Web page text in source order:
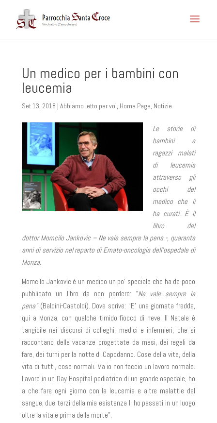
Un medico per i bambini con
leucemia
Set 13, 2018 | Abbiamo letto per voi, Home Page, Notizie
Le storie di
bambini e
ragazzi malati
di leucemia
attraverso gli
occhi del
medico che li
ha curati. È il
libro del
dottor Momcilo Jankovic – Ne vale sempre la pena -, quaranta
anni di servizio nel reparto di Emato-oncologia dell’ospedale di
Monza.
Momcilo Jankovic è un medico un po’ speciale che ha da poco
pubblicato un libro da non perdere: “Ne vale sempre la
pena”(Baldini-Castoldi). Dove scrive: “E’ una giornata fredda,
qui a Monza, con qualche timido fiocco di neve. Il Natale è
tangibile nei discorsi di colleghi, medici e infermieri, che si
raccontano delle vacanze progettate da mesi, dei regali da
fare, dei turni per la notte di Capodanno. Cose della vita, della
vita di tutti, cose normali. Ma io non faccio un lavoro normale.
Lavoro in un Day Hospital pediatrico di un grande ospedale, ho
a che fare ogni giorno con la leucemia e altre malattie del
sangue, due terzi della mia esistenza li ho passati in un luogo
oltre la vita e prima della morte”.